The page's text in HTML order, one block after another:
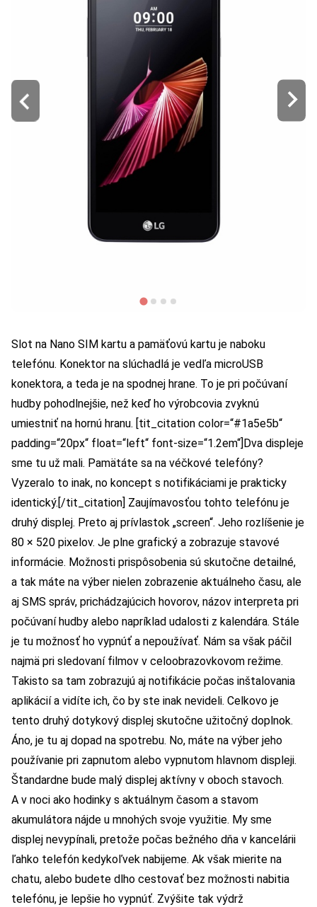
Slot na Nano SIM kartu a pamäťovú kartu je naboku
telefónu. Konektor na slúchadlá je vedľa microUSB
konektora, a teda je na spodnej hrane. To je pri počúvaní
hudby pohodlnejšie, než keď ho výrobcovia zvyknú
umiestniť na hornú hranu. [tit_citation color=“#1a5e5b“
padding=“20px“ float=“left“ font-size=“1.2em“]Dva displeje
sme tu už mali. Pamätáte sa na véčkové telefóny?
Vyzeralo to inak, no koncept s notifikáciami je prakticky
identický.[/tit_citation] Zaujímavosťou tohto telefónu je
druhý displej. Preto aj prívlastok „screen“. Jeho rozlíšenie je
80 × 520 pixelov. Je plne grafický a zobrazuje stavové
informácie. Možnosti prispôsobenia sú skutočne detailné,
a tak máte na výber nielen zobrazenie aktuálneho času, ale
aj SMS správ, prichádzajúcich hovorov, názov interpreta pri
počúvaní hudby alebo napríklad udalosti z kalendára. Stále
je tu možnosť ho vypnúť a nepoužívať. Nám sa však páčil
najmä pri sledovaní filmov v celoobrazovkovom režime.
Takisto sa tam zobrazujú aj notifikácie počas inštalovania
aplikácií a vidíte ich, čo by ste inak nevideli. Celkovo je
tento druhý dotykový displej skutočne užitočný doplnok.
Áno, je tu aj dopad na spotrebu. No, máte na výber jeho
používanie pri zapnutom alebo vypnutom hlavnom displeji.
Štandardne bude malý displej aktívny v oboch stavoch.
A v noci ako hodinky s aktuálnym časom a stavom
akumulátora nájde u mnohých svoje využitie. My sme
displej nevypínali, pretože počas bežného dňa v kancelárii
ľahko telefón kedykoľvek nabijeme. Ak však mierite na
chatu, alebo budete dlho cestovať bez možnosti nabitia
telefónu, je lepšie ho vypnúť. Zvýšite tak výdrž